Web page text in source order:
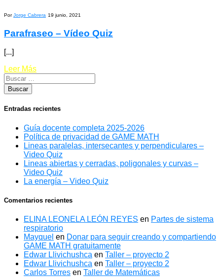
PorJorge Cabrera 19 junio, 2021
Parafraseo – Vídeo Quiz
[...]
Leer Más
Entradas recientes
Guía docente completa 2025-2026
Política de privacidad de GAME MATH
Lineas paralelas, intersecantes y perpendiculares –
Video Quiz
Lineas abiertas y cerradas, poligonales y curvas –
Video Quiz
La energía – Video Quiz
Comentarios recientes
ELINA LEONELA LEÓN REYES en Partes de sistema
respiratorio
Mayquel en Donar para seguir creando y compartiendo
GAME MATH gratuitamente
Edwar Llivichushca en Taller – proyecto 2
Edwar Llivichushca en Taller – proyecto 2
Carlos Torres en Taller de Matemáticas